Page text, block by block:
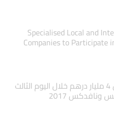
1,235 Specialised Local and
Companies to Participate
صفقات بأكثر من 4 مليار درهم خلال اليوم الثالث
2017